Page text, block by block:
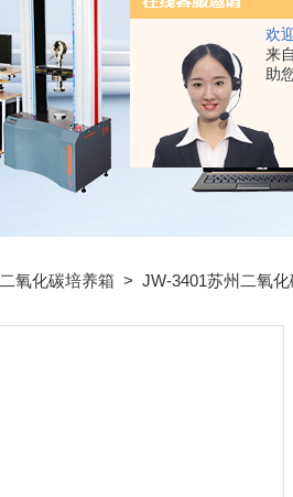
欢
来
助
二氧化碳培养箱 > JW-3401苏州二氧化